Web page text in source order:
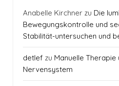
Anabelle Kirchner zu Die
Bewegungskontrolle und
Stabilität-untersuchen und
detlef zu Manuelle
Nervensystem